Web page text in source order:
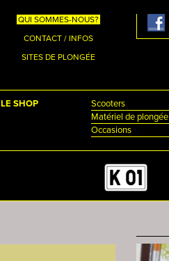
QUI SOMMES-NOUS?
CONTACT / INFOS
SITES DE PLONGÉE
LE SHOP
Scooters
Matériel de plongée
Occasions